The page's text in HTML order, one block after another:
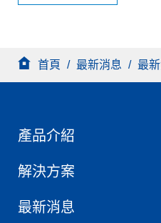
首頁 / 最新消息 / 最
產品介紹
解決方案
最新消息